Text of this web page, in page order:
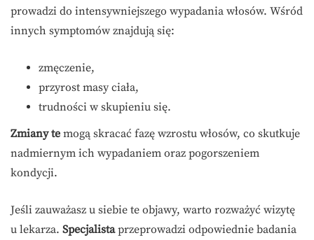
prowadzi do intensywniejszego wypadania włosów. Wśród
innych symptomów znajdują się:
zmęczenie,
przyrost masy ciała,
trudności w skupieniu się.
Zmiany te mogą skracać fazę wzrostu włosów, co skutkuje
nadmiernym ich wypadaniem oraz pogorszeniem
kondycji.
Jeśli zauważasz u siebie te objawy, warto rozważyć wizytę
u lekarza. Specjalistaprzeprowadzi odpowiednie badania